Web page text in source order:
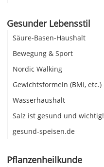
Gesunder Lebensstil
Säure-Basen-Haushalt
Bewegung & Sport
Nordic Walking
Gewichtsformeln (BMI, etc.)
Wasserhaushalt
Salz ist gesund und wichtig!
gesund-speisen.de
Pflanzenheilkunde